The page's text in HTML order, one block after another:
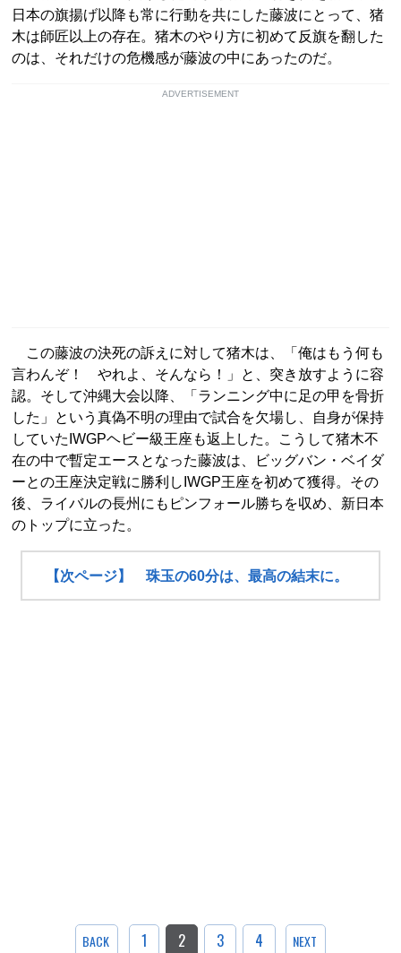
日本の旗揚げ以降も常に行動を共にした藤波にとって、猪
木は師匠以上の存在。猪木のやり方に初めて反旗を翻した
のは、それだけの危機感が藤波の中にあったのだ。
ADVERTISEMENT
この藤波の決死の訴えに対して猪木は、「俺はもう何も
言わんぞ！ やれよ、そんなら！」と、突き放すように容
認。そして沖縄大会以降、「ランニング中に足の甲を骨折
した」という真偽不明の理由で試合を欠場し、自身が保持
していたIWGPヘビー級王座も返上した。こうして猪木不
在の中で暫定エースとなった藤波は、ビッグバン・ベイダ
ーとの王座決定戦に勝利しIWGP王座を初めて獲得。その
後、ライバルの長州にもピンフォール勝ちを収め、新日本
のトップに立った。
【次ページ】 珠玉の60分は、最高の結末に。
BACK 1 2 3 4 NEXT